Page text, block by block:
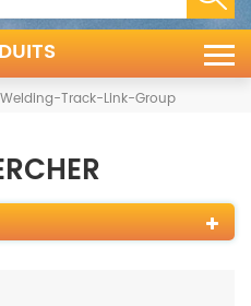
Track-Link-Group